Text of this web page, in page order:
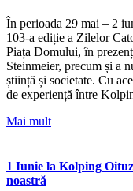
În perioada 29 mai – 2
103-a ediție a Zilelor
Piața Domului, în
Steinmeier, precum și a
știință și societate. Cu
de experiență între
Mai mult
1 Iunie la Kolping
noastră